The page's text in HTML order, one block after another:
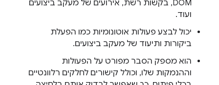
DOM, בקשות רשת, אירועים של מעקב ביצועים
ועוד.
יכול לבצע פעולות אוטונומיות כמו הפעלת
ביקורות ותיעוד של מעקב ביצועים.
הוא מספק הסבר מפורט על הפעולות
וההנמקות שלו, וכולל קישורים לחלקים רלוונטיים